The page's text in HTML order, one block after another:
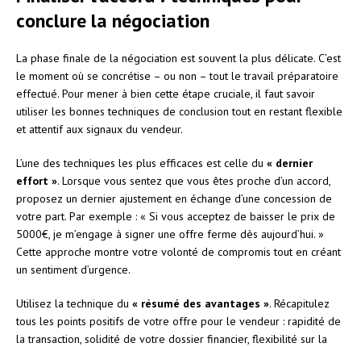
conclure la négociation
La phase finale de la négociation est souvent la plus délicate. C’est
le moment où se concrétise – ou non – tout le travail préparatoire
effectué. Pour mener à bien cette étape cruciale, il faut savoir
utiliser les bonnes techniques de conclusion tout en restant flexible
et attentif aux signaux du vendeur.
L’une des techniques les plus efficaces est celle du « dernier
effort ». Lorsque vous sentez que vous êtes proche d’un accord,
proposez un dernier ajustement en échange d’une concession de
votre part. Par exemple : « Si vous acceptez de baisser le prix de
5000€, je m’engage à signer une offre ferme dès aujourd’hui. »
Cette approche montre votre volonté de compromis tout en créant
un sentiment d’urgence.
Utilisez la technique du « résumé des avantages ». Récapitulez
tous les points positifs de votre offre pour le vendeur : rapidité de
la transaction, solidité de votre dossier financier, flexibilité sur la